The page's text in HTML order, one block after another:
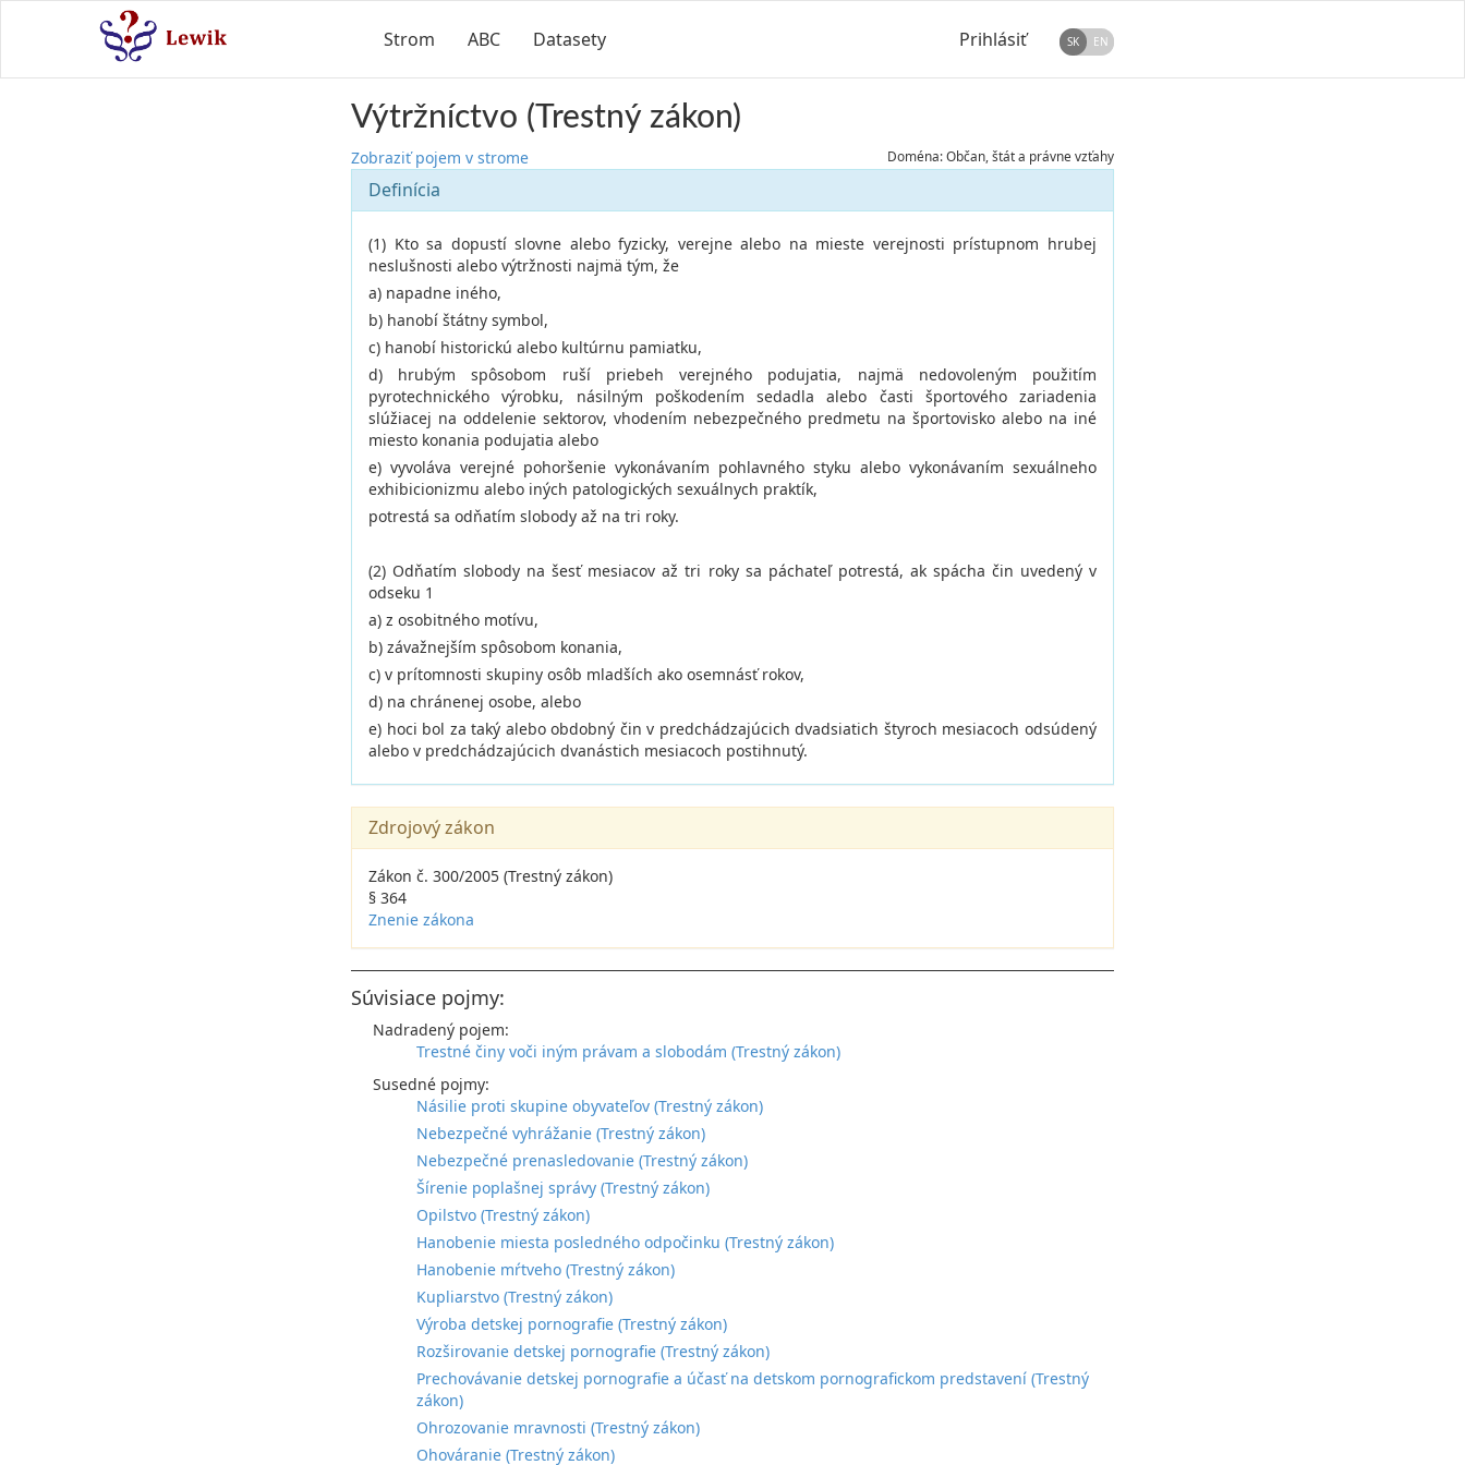
Strom ABC Datasety Prihlásiť SK EN
Výtržníctvo (Trestný zákon)
Zobraziť pojem v strome Doména: Občan, štát a právne vzťahy
Definícia
(1) Kto sa dopustí slovne alebo fyzicky, verejne alebo na mieste verejnosti prístupnom hrubej
neslušnosti alebo výtržnosti najmä tým, že
a) napadne iného,
b) hanobí štátny symbol,
c) hanobí historickú alebo kultúrnu pamiatku,
d) hrubým spôsobom ruší priebeh verejného podujatia, najmä nedovoleným použitím
pyrotechnického výrobku, násilným poškodením sedadla alebo časti športového zariadenia
slúžiacej na oddelenie sektorov, vhodením nebezpečného predmetu na športovisko alebo na iné
miesto konania podujatia alebo
e) vyvoláva verejné pohoršenie vykonávaním pohlavného styku alebo vykonávaním sexuálneho
exhibicionizmu alebo iných patologických sexuálnych praktík,
potrestá sa odňatím slobody až na tri roky.
(2) Odňatím slobody na šesť mesiacov až tri roky sa páchateľ potrestá, ak spácha čin uvedený v
odseku 1
a) z osobitného motívu,
b) závažnejším spôsobom konania,
c) v prítomnosti skupiny osôb mladších ako osemnásť rokov,
d) na chránenej osobe, alebo
e) hoci bol za taký alebo obdobný čin v predchádzajúcich dvadsiatich štyroch mesiacoch odsúdený
alebo v predchádzajúcich dvanástich mesiacoch postihnutý.
Zdrojový zákon
Zákon č. 300/2005 (Trestný zákon)
§ 364
Znenie zákona
Súvisiace pojmy:
Nadradený pojem:
Trestné činy voči iným právam a slobodám (Trestný zákon)
Susedné pojmy:
Násilie proti skupine obyvateľov (Trestný zákon)
Nebezpečné vyhrážanie (Trestný zákon)
Nebezpečné prenasledovanie (Trestný zákon)
Šírenie poplašnej správy (Trestný zákon)
Opilstvo (Trestný zákon)
Hanobenie miesta posledného odpočinku (Trestný zákon)
Hanobenie mŕtveho (Trestný zákon)
Kupliarstvo (Trestný zákon)
Výroba detskej pornografie (Trestný zákon)
Rozširovanie detskej pornografie (Trestný zákon)
Prechovávanie detskej pornografie a účasť na detskom pornografickom predstavení (Trestný
zákon)
Ohrozovanie mravnosti (Trestný zákon)
Ohováranie (Trestný zákon)